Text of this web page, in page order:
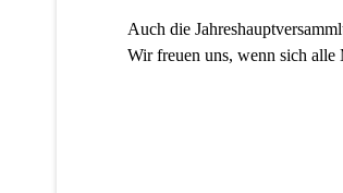
Auch die
Wir freuen uns, wenn sich alle